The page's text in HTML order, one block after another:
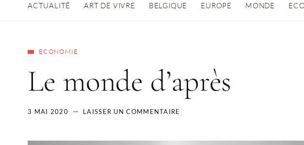
ACTUALITÉ ART DE VIVRE BELGIQUE EUROPE MONDE
ECONOMIE
Le monde d’après
3 MAI 2020 LAISSER UN COMMENTAIRE